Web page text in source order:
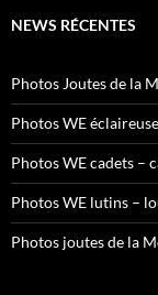
NEWS RÉCENTES
Photos Joutes de la
Photos WE
Photos WE cadets –
Photos WE lutins –
Photos joutes de la